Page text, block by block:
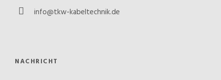
info@tkw-kabeltechnik.de
NACHRICHT